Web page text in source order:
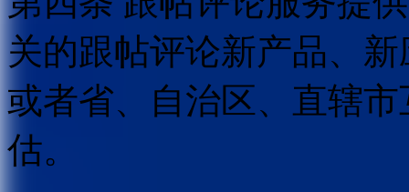
关的跟帖评论新产品、
或者省、自治区、直辖
估。